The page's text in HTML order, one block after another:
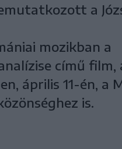
a
mozikban a
című film,
április 11-én, a
is.